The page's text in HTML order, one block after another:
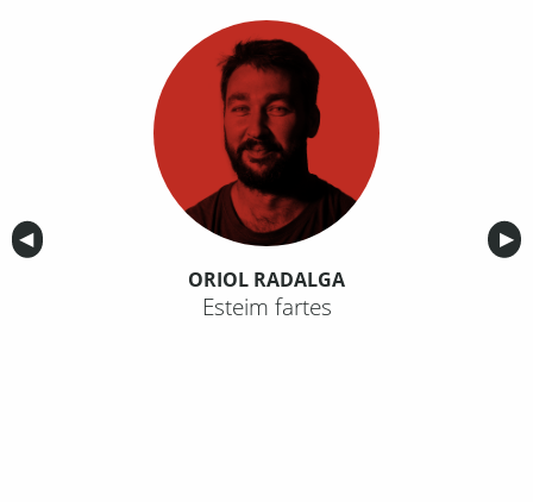
Anterior
◀︎ ▶︎
ORIOL RADALGA
Esteim fartes